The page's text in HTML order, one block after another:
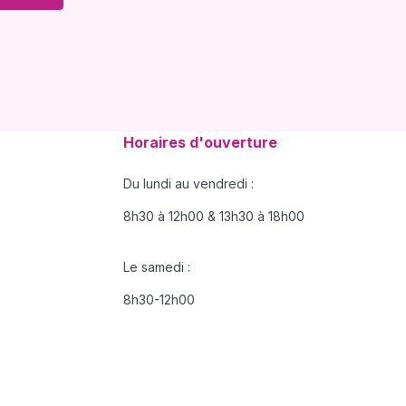
Horaires d'ouverture
Du lundi au vendredi :
8h30 à 12h00 & 13h30 à 18h00
Le samedi :
8h30-12h00